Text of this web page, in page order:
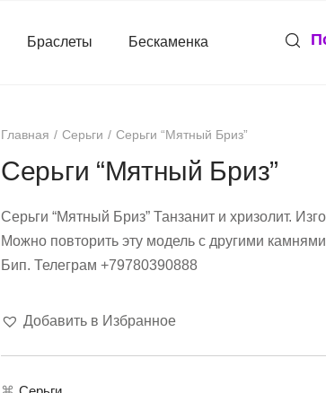
Браслеты Бескаменка
Главная Серьги Серьги “Мятный Бриз”
Серьги “Мятный Бриз”
Серьги “Мятный Бриз” Танзанит и хризолит.
Можно повторить эту модель с другими
Бип. Телеграм +79780390888
Добавить в Избранное